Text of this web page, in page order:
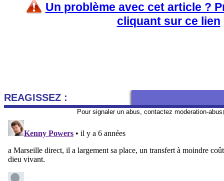
Un problème avec cet article ?
cliquant sur ce lien
REAGISSEZ :
Pour signaler un abus, contactez moderation-